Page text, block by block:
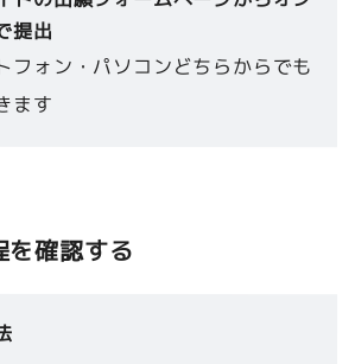
提出
フォン・パソコンどちらからでも
ます
を確認する